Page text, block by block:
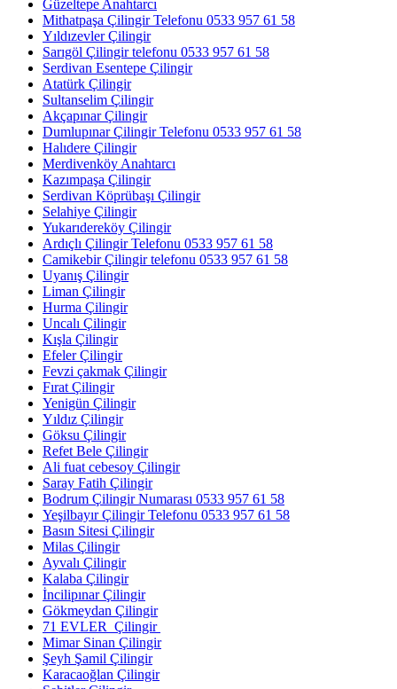
Güzeltepe Anahtarcı
Mithatpaşa Çilingir Telefonu 0533 957 61 58
Yıldızevler Çilingir
Sarıgöl Çilingir telefonu 0533 957 61 58
Serdivan Esentepe Çilingir
Atatürk Çilingir
Sultanselim Çilingir
Akçapınar Çilingir
Dumlupınar Çilingir Telefonu 0533 957 61 58
Halıdere Çilingir
Merdivenköy Anahtarcı
Kazımpaşa Çilingir
Serdivan Köprübaşı Çilingir
Selahiye Çilingir
Yukarıdereköy Çilingir
Ardıçlı Çilingir Telefonu 0533 957 61 58
Camikebir Çilingir telefonu 0533 957 61 58
Uyanış Çilingir
Liman Çilingir
Hurma Çilingir
Uncalı Çilingir
Kışla Çilingir
Efeler Çilingir
Fevzi çakmak Çilingir
Fırat Çilingir
Yenigün Çilingir
Yıldız Çilingir
Göksu Çilingir
Refet Bele Çilingir
Ali fuat cebesoy Çilingir
Saray Fatih Çilingir
Bodrum Çilingir Numarası 0533 957 61 58
Yeşilbayır Çilingir Telefonu 0533 957 61 58
Basın Sitesi Çilingir
Milas Çilingir
Ayvalı Çilingir
Kalaba Çilingir
İncilipınar Çilingir
Gökmeydan Çilingir
71 EVLER Çilingir
Mimar Sinan Çilingir
Şeyh Şamil Çilingir
Karacaoğlan Çilingir